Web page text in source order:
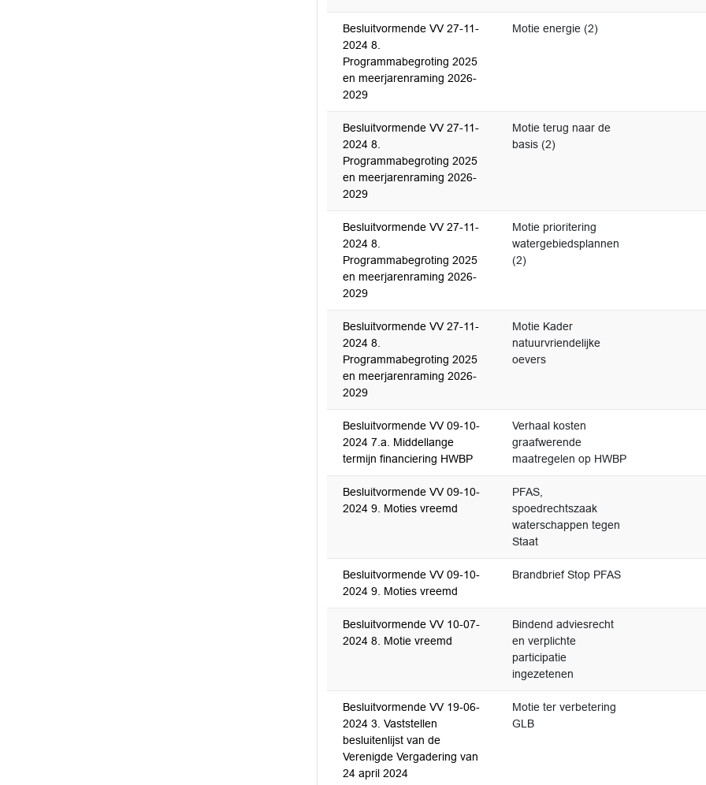
Besluitvormende VV 27-11-
2024 8.
Programmabegroting 2025
en meerjarenraming 2026-
2029
Motie energie (2)
Besluitvormende VV 27-11-
2024 8.
Programmabegroting 2025
en meerjarenraming 2026-
2029
Motie terug naar de
basis (2)
Besluitvormende VV 27-11-
2024 8.
Programmabegroting 2025
en meerjarenraming 2026-
2029
Motie prioritering
watergebiedsplannen
(2)
Besluitvormende VV 27-11-
2024 8.
Programmabegroting 2025
en meerjarenraming 2026-
2029
Motie Kader
natuurvriendelijke
oevers
Besluitvormende VV 09-10-
2024 7.a. Middellange
termijn financiering HWBP
Verhaal kosten
graafwerende
maatregelen op HWBP
Besluitvormende VV 09-10-
2024 9. Moties vreemd
PFAS,
spoedrechtszaak
waterschappen tegen
Staat
Besluitvormende VV 09-10-
2024 9. Moties vreemd
Brandbrief Stop PFAS
Besluitvormende VV 10-07-
2024 8. Motie vreemd
Bindend adviesrecht
en verplichte
participatie
ingezetenen
Besluitvormende VV 19-06-
2024 3. Vaststellen
besluitenlijst van de
Verenigde Vergadering van
24 april 2024
Motie ter verbetering
GLB